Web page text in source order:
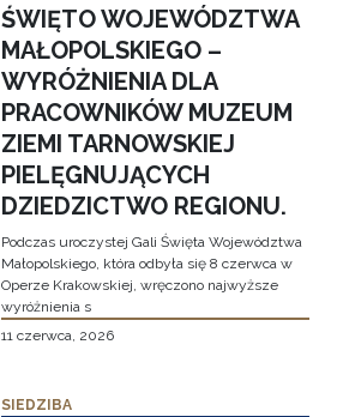
ŚWIĘTO WOJEWÓDZTWA
MAŁOPOLSKIEGO –
WYRÓŻNIENIA DLA
PRACOWNIKÓW MUZEUM
ZIEMI TARNOWSKIEJ
PIELĘGNUJĄCYCH
DZIEDZICTWO REGIONU.
Podczas uroczystej Gali Święta Województwa
Małopolskiego, która odbyła się 8 czerwca w
Operze Krakowskiej, wręczono najwyższe
wyróżnienia s
11 czerwca, 2026
SIEDZIBA